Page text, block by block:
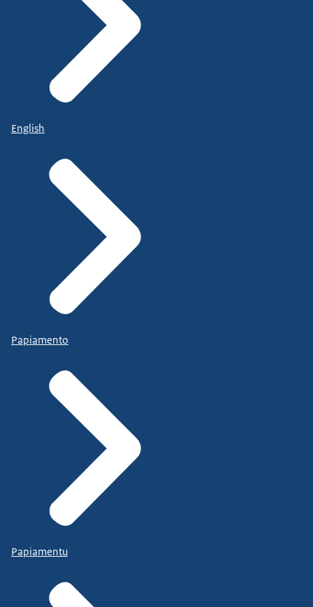
English
Papiamento
Papiamentu